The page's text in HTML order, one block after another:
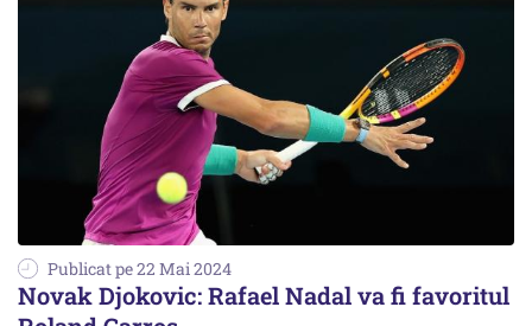
Publicat pe 22 Mai 2024
Novak Djokovic: Rafael Nadal va fi favoritul